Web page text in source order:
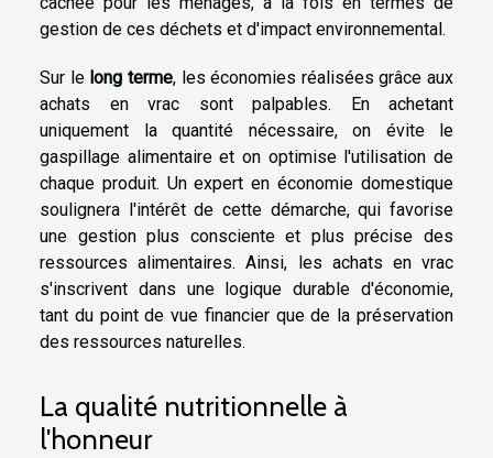
gestion de ces déchets et d'impact environnemental.
Sur le long terme, les économies réalisées grâce aux
achats en vrac sont palpables. En achetant
uniquement la quantité nécessaire, on évite le
gaspillage alimentaire et on optimise l'utilisation de
chaque produit. Un expert en économie domestique
soulignera l'intérêt de cette démarche, qui favorise
une gestion plus consciente et plus précise des
ressources alimentaires. Ainsi, les achats en vrac
s'inscrivent dans une logique durable d'économie,
tant du point de vue financier que de la préservation
des ressources naturelles.
La qualité nutritionnelle à
l'honneur